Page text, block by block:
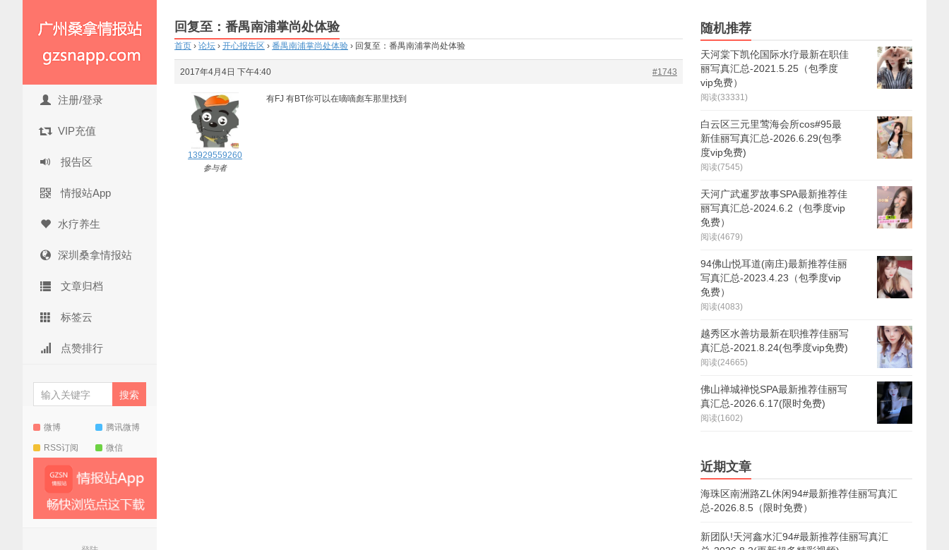
注册/登录
VIP充值
报告区
情报站App
水疗养生
深圳桑拿情报站
文章归档
标签云
点赞排行
微博 腾讯微博
RSS订阅 微信
回复至：番禺南浦掌尚处体验
首页 › 论坛 › 开心报告区 › 番禺南浦掌尚处体验 › 回复至：番禺南浦掌尚处体验
2017年4月4日 下午4:40 #1743
13929559260
参与者
有FJ 有BT你可以在嘀嘀彪车那里找到
随机推荐
天河棠下凯伦国际水疗最新在职佳
丽写真汇总-2021.5.25（包季度
vip免费）
阅读(33331)
白云区三元里莺海会所cos#95最
新佳丽写真汇总-2026.6.29(包季
度vip免费)
阅读(7545)
天河广武暹罗故事SPA最新推荐佳
丽写真汇总-2024.6.2（包季度vip
免费）
阅读(4679)
94佛山悦耳道(南庄)最新推荐佳丽
写真汇总-2023.4.23（包季度vip
免费）
阅读(4083)
越秀区水善坊最新在职推荐佳丽写
真汇总-2021.8.24(包季度vip免费)
阅读(24665)
佛山禅城禅悦SPA最新推荐佳丽写
真汇总-2026.6.17(限时免费)
阅读(1602)
近期文章
海珠区南洲路ZL休闲94#最新推荐佳丽写真汇
总-2026.8.5（限时免费）
新团队!天河鑫水汇94#最新推荐佳丽写真汇